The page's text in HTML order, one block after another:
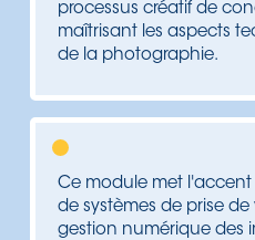
processus créatif de
maîtrisant les aspects
de la photographie.
Ce module met
de systèmes de prise
gestion numérique des